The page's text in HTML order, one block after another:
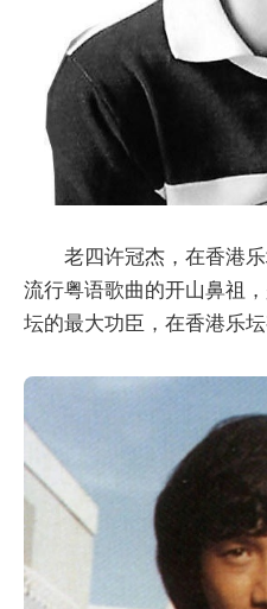
老四许冠杰，在香港
流行粤语歌曲的开山鼻祖
坛的最大功臣，在香港乐